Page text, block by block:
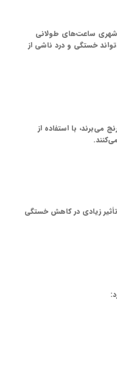
ساعت‌های طولانی
خستگی و درد ناشی از
می‌برند، با استفاده از
زیادی در کاهش خستگی